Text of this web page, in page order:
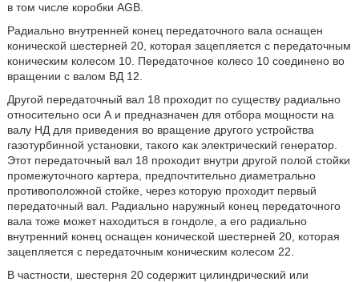
в том числе коробки AGB.
Радиально внутренней конец передаточного вала оснащен
конической шестерней 20, которая зацепляется с передаточным
коническим колесом 10. Передаточное колесо 10 соединено во
вращении с валом ВД 12.
Другой передаточный вал 18 проходит по существу радиально
относительно оси А и предназначен для отбора мощности на
валу НД для приведения во вращение другого устройства
газотурбинной установки, такого как электрический генератор.
Этот передаточный вал 18 проходит внутри другой полой стойки
промежуточного картера, предпочтительно диаметрально
противоположной стойке, через которую проходит первый
передаточный вал. Радиально наружный конец передаточного
вала тоже может находиться в гондоле, а его радиально
внутренний конец оснащен конической шестерней 20, которая
зацепляется с передаточным коническим колесом 22.
В частности, шестерня 20 содержит цилиндрический или